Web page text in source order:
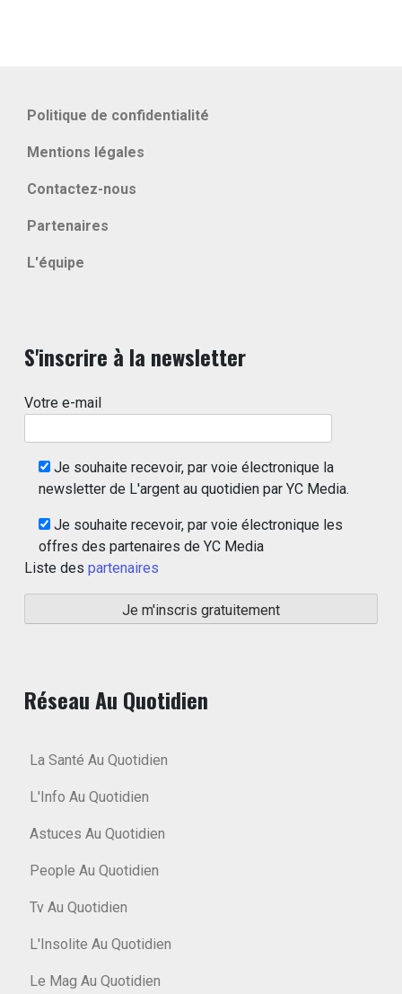
Politique de confidentialité
Mentions légales
Contactez-nous
Partenaires
L'équipe
S'inscrire à la newsletter
Votre e-mail
Je souhaite recevoir, par voie électronique la
newsletter de L'argent au quotidien par YC Media.
Je souhaite recevoir, par voie électronique les
offres des partenaires de YC Media
Liste des partenaires
Réseau Au Quotidien
La Santé Au Quotidien
L'Info Au Quotidien
Astuces Au Quotidien
People Au Quotidien
Tv Au Quotidien
L'Insolite Au Quotidien
Le Mag Au Quotidien